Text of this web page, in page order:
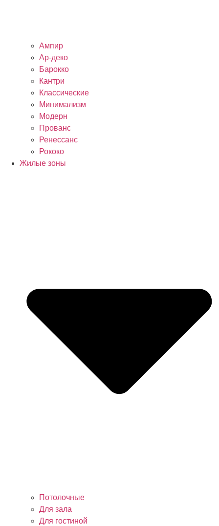
Ампир
Ар-деко
Барокко
Кантри
Классические
Минимализм
Модерн
Прованс
Ренессанс
Рококо
Жилые зоны
Потолочные
Для зала
Для гостиной